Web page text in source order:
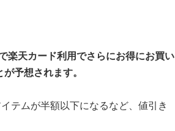
楽天カード利用でさらにお得にお買い
予想されます。
テムが半額以下になるなど、値引き